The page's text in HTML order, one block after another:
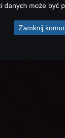
danych może być
Zamknij